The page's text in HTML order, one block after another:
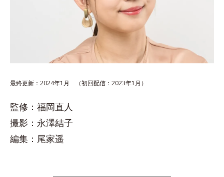
最終更新：2024年1月 （初回配信：2023年1月）
監修：福岡直人
撮影：永澤結子
編集：尾家遥